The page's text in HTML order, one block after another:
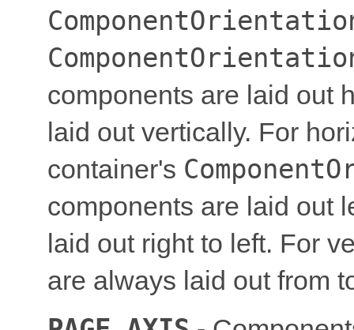
components are laid out
laid out vertically. For
container's
components are laid out
laid out right to left. For
are always laid out from